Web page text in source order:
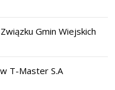
Gmin Wiejskich
T-Master S.A